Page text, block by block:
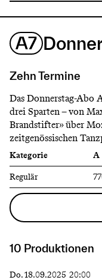
A7
Zehn Termine
Das Donnerstag-Abo
drei Sparten – von
Brandstifter» über
zeitgenössischen
Kategorie A
Regulär
10 Produktionen
Do.18.09.2025 20:00